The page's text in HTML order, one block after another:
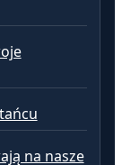
na nasze